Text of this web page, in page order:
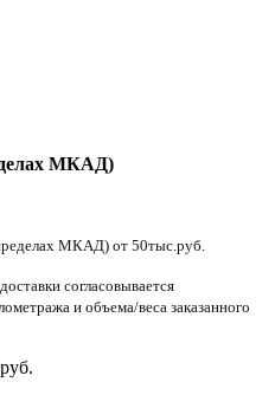
МКАД)
МКАД) от 50тыс.руб.
согласовывается
и объема/веса заказанного